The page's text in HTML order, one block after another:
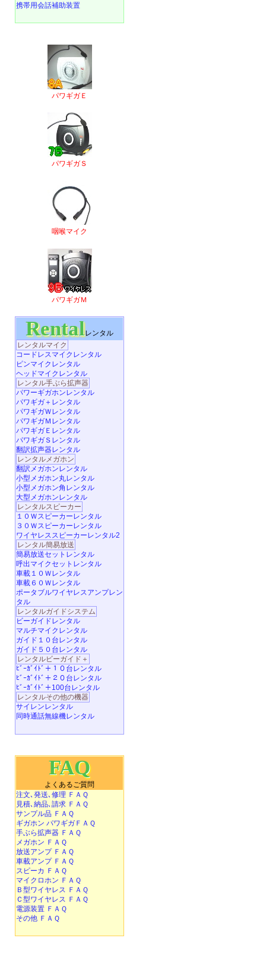
携帯用会話補助装置
パワギガＥ
パワギガＳ
咽喉マイク
パワギガＭ
Rentalレンタル
レンタルマイク
コードレスマイクレンタル
ピンマイクレンタル
ヘッドマイクレンタル
レンタル手ぶら拡声器
パワーギガホンレンタル
パワギガ＋レンタル
パワギガＷレンタル
パワギガＭレンタル
パワギガＥレンタル
パワギガＳレンタル
翻訳拡声器レンタル
レンタルメガホン
翻訳メガホンレンタル
小型メガホン丸レンタル
小型メガホン角レンタル
大型メガホンレンタル
レンタルスピーカー
１０Ｗスピーカーレンタル
３０Ｗスピーカーレンタル
ワイヤレススピーカーレンタル2
レンタル簡易放送
簡易放送セットレンタル
呼出マイクセットレンタル
車載１０Ｗレンタル
車載６０Ｗレンタル
ポータブルワイヤレスアンプレン
タル
レンタルガイドシステム
ビーガイドレンタル
マルチマイクレンタル
ガイド１０台レンタル
ガイド５０台レンタル
レンタルビーガイド＋
ﾋﾞｰｶﾞｲﾄﾞ＋１０台レンタル
ﾋﾞｰｶﾞｲﾄﾞ＋２０台レンタル
ﾋﾞｰｶﾞｲﾄﾞ＋100台レンタル
レンタルその他の機器
サイレンレンタル
同時通話無線機レンタル
FAQ
よくあるご質問
注文､発送､修理 ＦＡＱ
見積､納品､請求 ＦＡＱ
サンプル品 ＦＡＱ
ギガホン パワギガＦＡＱ
手ぶら拡声器 ＦＡＱ
メガホン ＦＡＱ
放送アンプ ＦＡＱ
車載アンプ ＦＡＱ
スピーカ ＦＡＱ
マイクロホン ＦＡＱ
Ｂ型ワイヤレス ＦＡＱ
Ｃ型ワイヤレス ＦＡＱ
電源装置 ＦＡＱ
その他 ＦＡＱ